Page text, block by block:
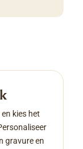
kies het
gravure en